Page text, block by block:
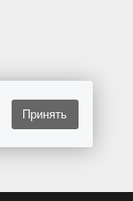
Принять